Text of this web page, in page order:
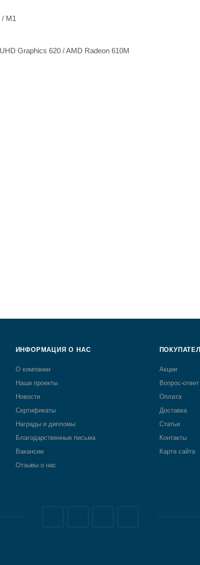
M1
Graphics 620 / AMD Radeon 610M
ИНФОРМАЦИЯ О НАС
О компании
Наши проекты
Новости
Сертификаты
Награды и дипломы
Благодарственные письма
Вакансии
Отзывы о нас
Акции
Вопрос-ответ
Оплата
Доставка
Статьи
Контакты
Карта сайта